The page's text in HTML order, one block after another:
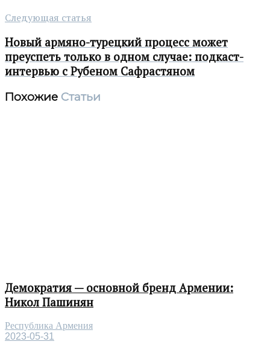
Следующая статья
Новый армяно-турецкий процесс может
преуспеть только в одном случае: подкаст-
интервью с Рубеном Сафрастяном
Похожие Статьи
Демократия — основной бренд Армении:
Никол Пашинян
Республика Армения
2023-05-31